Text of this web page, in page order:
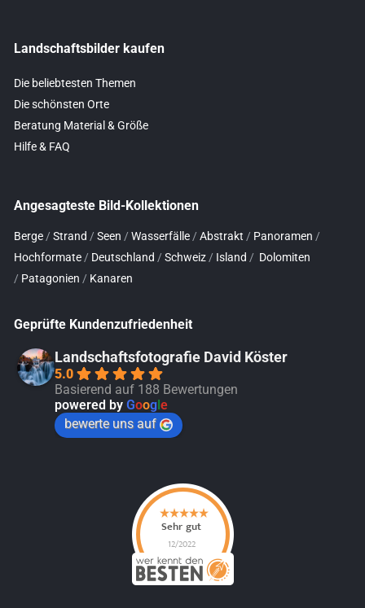
Landschaftsbilder kaufen
Die beliebtesten Themen
Die schönsten Orte
Beratung Material & Größe
Hilfe & FAQ
Angesagteste Bild-Kollektionen
Berge / Strand / Seen / Wasserfälle / Abstrakt / Panoramen /
Hochformate / Deutschland / Schweiz / Island / Dolomiten
/ Patagonien / Kanaren
Geprüfte Kundenzufriedenheit
Landschaftsfotografie David Köster
5.0
Basierend auf 188 Bewertungen
powered by Google
bewerte uns auf